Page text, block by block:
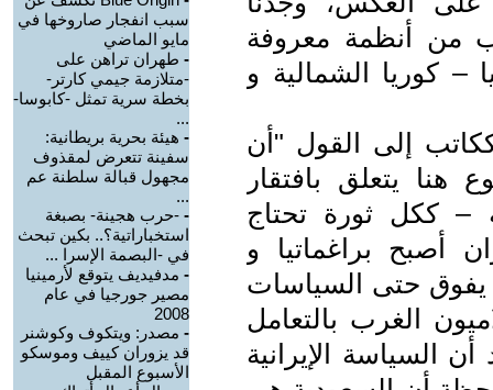
من أنظمة معروفة
– كوريا الشمالية و
إلى القول "أن
هنا يتعلق بافتقار
– ككل ثورة تحتاج
أصبح براغماتيا و
يفوق حتى السياسات
الغرب بالتعامل
السياسة الإيرانية
سبب انفجار صاروخها في
مايو الماضي
- طهران تراهن على
-متلازمة جيمي كارتر-
بخطة سرية تمثل -كابوسا-
...
- هيئة بحرية بريطانية:
سفينة تتعرض لمقذوف
مجهول قبالة سلطنة عم
...
- -حرب هجينة- بصبغة
استخباراتية؟.. بكين تبحث
في -البصمة الإسرا ...
- مدفيديف يتوقع لأرمينيا
مصير جورجيا في عام
2008
- مصدر: ويتكوف وكوشنر
قد يزوران كييف وموسكو
الأسبوع المقبل